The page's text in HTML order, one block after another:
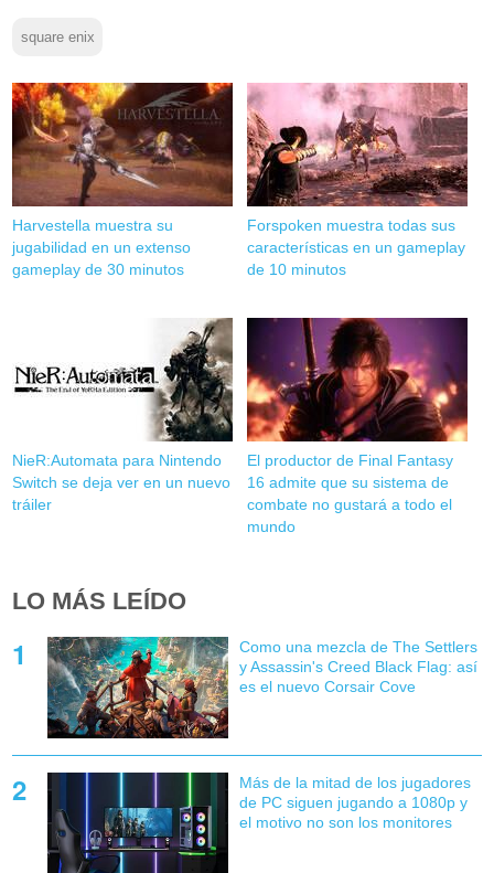
square enix
Harvestella muestra su
jugabilidad en un extenso
gameplay de 30 minutos
Forspoken muestra todas sus
características en un gameplay
de 10 minutos
NieR:Automata para Nintendo
Switch se deja ver en un nuevo
tráiler
El productor de Final Fantasy
16 admite que su sistema de
combate no gustará a todo el
mundo
LO MÁS LEÍDO
Como una mezcla de The Settlers
y Assassin's Creed Black Flag: así
es el nuevo Corsair Cove
Más de la mitad de los jugadores
de PC siguen jugando a 1080p y
el motivo no son los monitores